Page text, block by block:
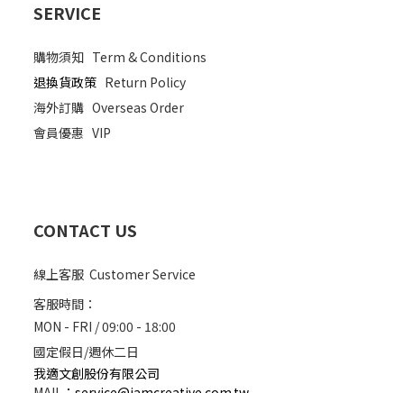
SERVICE
購物須知 Term & Conditions
退換貨政策 Return Policy
海外訂購 Overseas Order
會員優惠 VIP
CONTACT US
線上客服 Customer Service
客服時間：
MON - FRI / 09:00 - 18:00
國定假日/週休二日
我適文創股份有限公司